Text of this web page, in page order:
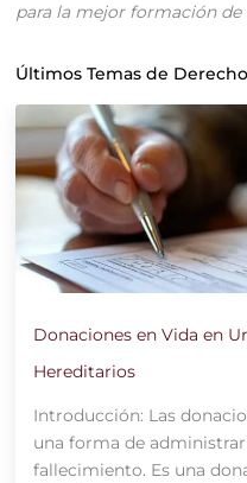
para la mejor formación de
Últimos Temas de
Donaciones en Vida en
Hereditarios
Introducción: Las
una forma de
fallecimiento. Es una